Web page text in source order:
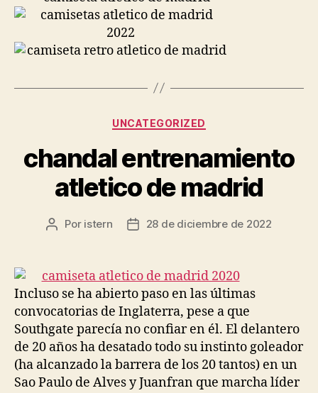
Categorías
UNCATEGORIZED
chandal entrenamiento
atletico de madrid
Autor
entrada
Por istern
Fecha
entrada
28 de diciembre de 2022
Incluso se ha abierto paso en las últimas
convocatorias de Inglaterra, pese a que
Southgate parecía no confiar en él. El delantero
de 20 años ha desatado todo su instinto goleador
(ha alcanzado la barrera de los 20 tantos) en un
Sao Paulo de Alves y Juanfran que marcha líder